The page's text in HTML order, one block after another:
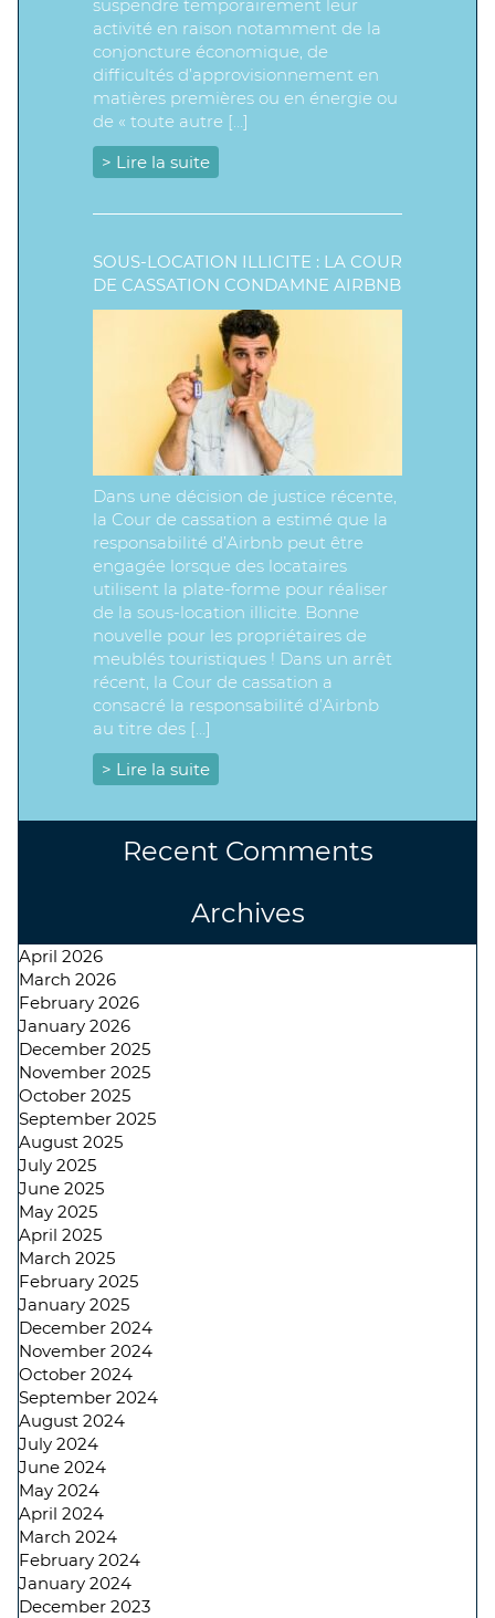
suspendre temporairement leur
activité en raison notamment de la
conjoncture économique, de
difficultés d’approvisionnement en
matières premières ou en énergie ou
de « toute autre […]
> Lire la suite
SOUS-LOCATION ILLICITE : LA COUR
DE CASSATION CONDAMNE AIRBNB
Dans une décision de justice récente,
la Cour de cassation a estimé que la
responsabilité d’Airbnb peut être
engagée lorsque des locataires
utilisent la plate-forme pour réaliser
de la sous-location illicite. Bonne
nouvelle pour les propriétaires de
meublés touristiques ! Dans un arrêt
récent, la Cour de cassation a
consacré la responsabilité d’Airbnb
au titre des […]
> Lire la suite
Recent Comments
Archives
April 2026
March 2026
February 2026
January 2026
December 2025
November 2025
October 2025
September 2025
August 2025
July 2025
June 2025
May 2025
April 2025
March 2025
February 2025
January 2025
December 2024
November 2024
October 2024
September 2024
August 2024
July 2024
June 2024
May 2024
April 2024
March 2024
February 2024
January 2024
December 2023